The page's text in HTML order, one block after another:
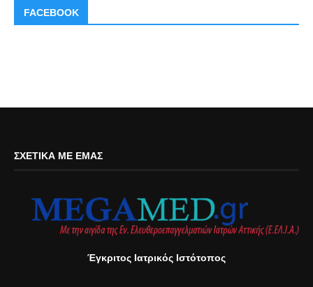
FACEBOOK
ΣΧΕΤΙΚΆ ΜΕ ΕΜΆΣ
Έγκριτος Ιατρικός Ιστότοπος